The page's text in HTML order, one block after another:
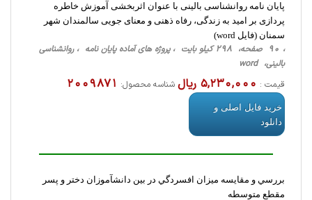
پایان نامه روانشناسی بالینی با عنوان اثربخشی آموزش خاطره
پردازی بر امید به زندگی، رفاه ذهنی و معنای جویی سالمندان شهر
سمنان (فایل word)
، 90 صفحه، 298 کیلو بایت ، پروژه های آماده پایان نامه ، روانشناسی
‌بالینی، word
قیمت : 5,230,000 ریال شناسه محصول: 2009871
خرید فایل اصلی و
دانلود
بررسي و مقايسه ميزان افسردگي در بين دانش‎آموزان دختر و پسر
مقطع متوسطه